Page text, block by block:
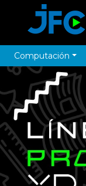
Computación